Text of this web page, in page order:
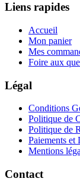
Liens rapides
Accueil
Mon panier
Mes
Foire aux
Légal
Conditions
Politique de
Politique de
Paiements et
Mentions
Contact